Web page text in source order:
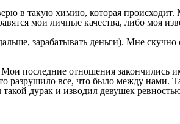
в такую химию, которая
мои личные качества, либо моя
зарабатывать деньги). Мне
последние отношения закончились
все, что было между нами.
дурак и изводил девушек